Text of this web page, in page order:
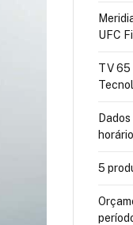
UFC
TV 65
5